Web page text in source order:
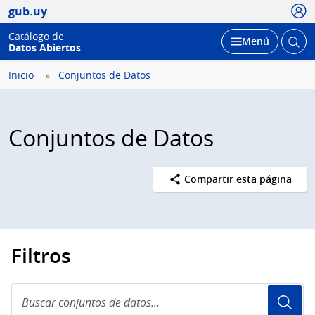
gub.uy
Catálogo de
Datos Abiertos
Desplegar
Menú Abrir
Inicio Conjuntos de Datos
Conjuntos de Datos
Compartir esta página
Filtros
conjuntos